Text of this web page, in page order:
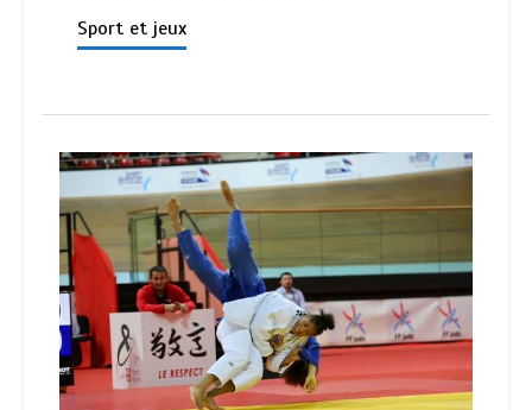
Sport et jeux